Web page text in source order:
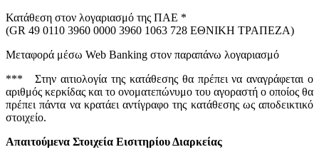
Κατάθεση στον λογαριασμό της ΠΑΕ *
(GR 49 0110 3960 0000 3960 1063 728 ΕΘΝΙΚΗ ΤΡΑΠΕΖΑ)
Μεταφορά μέσω Web Banking στον παραπάνω λογαριασμό
*** Στην αιτιολογία της κατάθεσης θα πρέπει να αναγράφεται ο
αριθμός κερκίδας και το ονοματεπώνυμο του αγοραστή ο οποίος θα
πρέπει πάντα να κρατάει αντίγραφο της κατάθεσης ως αποδεικτικό
στοιχείο.
Απαιτούμενα Στοιχεία Εισιτηρίου Διαρκείας